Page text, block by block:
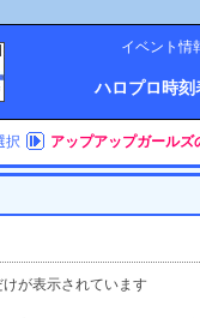
イベント情
ハロプロ時刻
択 アップアップガールズ
が表示されています